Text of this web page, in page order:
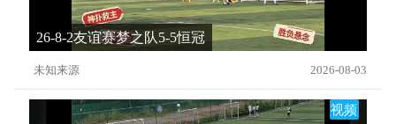
26-8-2友谊赛梦之队5-5恒冠
未知来源 2026-08-03
视频